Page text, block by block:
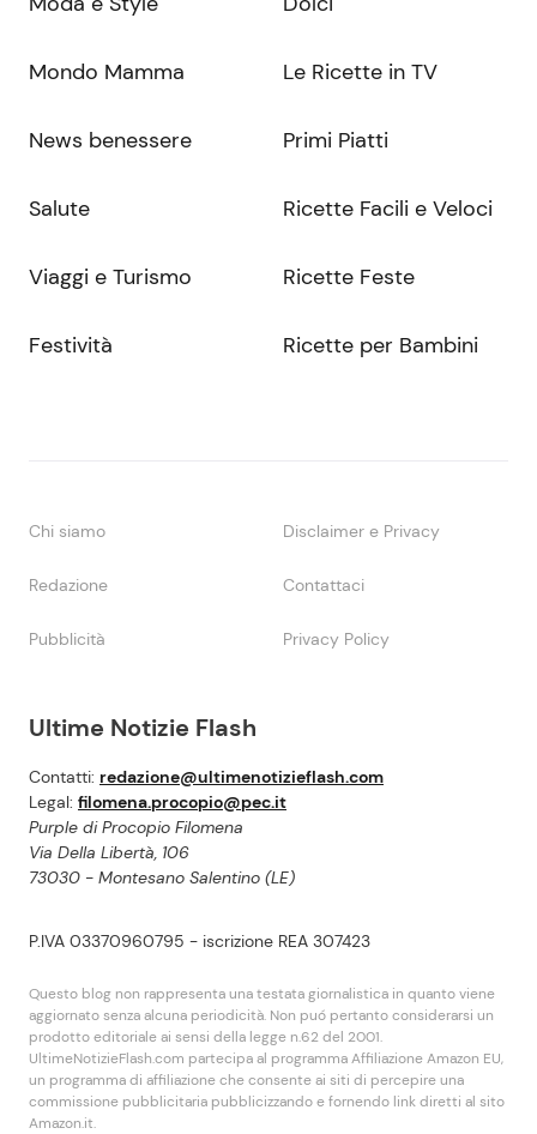
Ultime Notizie Flash
Contatti: redazione@ultimenotizieflash.com
Legal: filomena.procopio@pec.it
Purple di Procopio Filomena
Via Della Libertà, 106
73030 - Montesano Salentino (LE)
P.IVA 03370960795 - iscrizione REA 307423
Questo blog non rappresenta una testata giornalistica in quanto viene
aggiornato senza alcuna periodicità. Non puó pertanto considerarsi un
prodotto editoriale ai sensi della legge n.62 del 2001.
UltimeNotizieFlash.com partecipa al programma Affiliazione Amazon EU,
un programma di affiliazione che consente ai siti di percepire una
commissione pubblicitaria pubblicizzando e fornendo link diretti al sito
Amazon.it.
Mondo Mamma
News benessere
Salute
Viaggi e Turismo
Festività
Le Ricette in TV
Primi Piatti
Ricette Facili e Veloci
Ricette Feste
Ricette per Bambini
Chi siamo Disclaimer e Privacy
Redazione Contattaci
Pubblicità Privacy Policy